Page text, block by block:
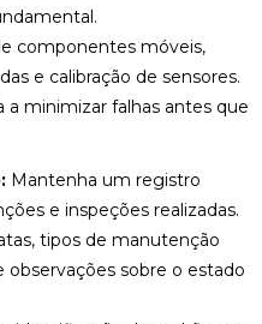
componentes móveis,
e calibração de sensores.
minimizar falhas antes que
Mantenha um registro
e inspeções realizadas.
tipos de manutenção
observações sobre o estado